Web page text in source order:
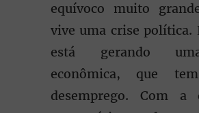
equívoco muito
vive uma crise política.
está gerando
econômica, que
desemprego. Com a